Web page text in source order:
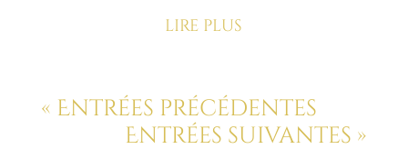
lire plus
« Entrées précédentes
Entrées suivantes »